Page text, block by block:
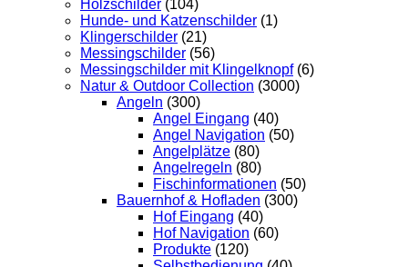
Holzschilder (104)
Hunde- und Katzenschilder (1)
Klingerschilder (21)
Messingschilder (56)
Messingschilder mit Klingelknopf (6)
Natur & Outdoor Collection (3000)
Angeln (300)
Angel Eingang (40)
Angel Navigation (50)
Angelplätze (80)
Angelregeln (80)
Fischinformationen (50)
Bauernhof & Hofladen (300)
Hof Eingang (40)
Hof Navigation (60)
Produkte (120)